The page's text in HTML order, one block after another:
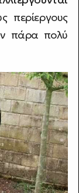
περίεργους
πάρα πολύ